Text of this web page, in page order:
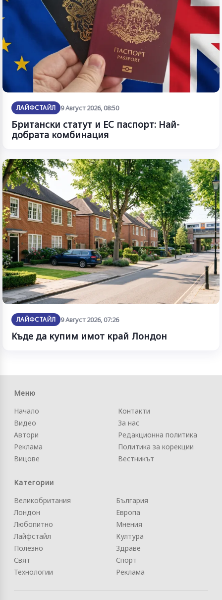
ЛАЙФСТАЙЛ 9 Август 2026, 08:50
Британски статут и ЕС паспорт: Най-
добрата комбинация
ЛАЙФСТАЙЛ 9 Август 2026, 07:26
Къде да купим имот край Лондон
Меню
Начало
Видео
Автори
Реклама
Вицове
Контакти
За нас
Редакционна политика
Политика за корекции
Вестникът
Категории
Великобритания
Лондон
Любопитно
Лайфстайл
Полезно
Свят
Технологии
България
Европа
Мнения
Култура
Здраве
Спорт
Реклама